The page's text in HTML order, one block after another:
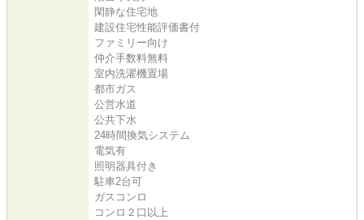
閑静な住宅地
建設住宅性能評価書付
ファミリー向け
仲介手数料無料
室内洗濯機置場
都市ガス
公営水道
公共下水
24時間換気システム
電気有
照明器具付き
駐車2台可
ガスコンロ
コンロ２口以上